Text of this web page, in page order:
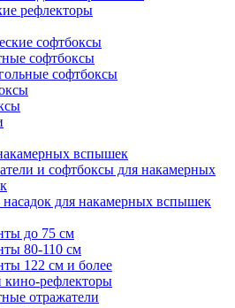
рефлекторы
софтбоксы
софтбоксы
софтбоксы
вспышек
и софтбоксы для накамерных
для накамерных вспышек
до 75 см
80-110 см
122 см и более
кино-рефлекторы
отражатели